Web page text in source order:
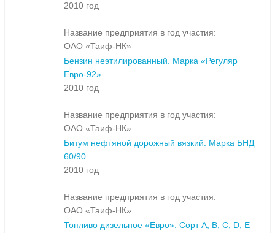
2010 год
Название предприятия в год участия:
ОАО «Таиф-НК»
Бензин неэтилированный. Марка «Регуляр
Евро-92»
2010 год
Название предприятия в год участия:
ОАО «Таиф-НК»
Битум нефтяной дорожный вязкий. Марка БНД
60/90
2010 год
Название предприятия в год участия:
ОАО «Таиф-НК»
Топливо дизельное «Евро». Сорт A, B, C, D, E